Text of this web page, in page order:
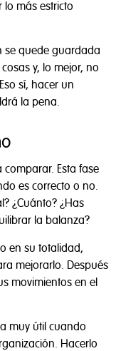
Cookies
de Privacidad,
terceros para
el
contenidos y
lo más estricto
se quede guardada
y, lo mejor, no
sí, hacer un
la pena.
Esta fase
es correcto o no.
¿Cuánto? ¿Has
la balanza?
en su totalidad,
mejorarlo. Después
movimientos en el
muy útil cuando
Hacerlo